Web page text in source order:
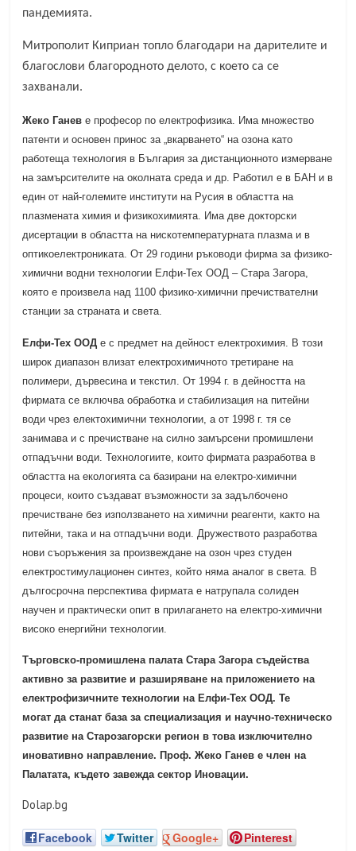
пандемията.
Митрополит Киприан топло благодари на дарителите и
благослови благородното делото, с което са се
захванали.
Жеко Ганев е професор по електрофизика. Има множество
патенти и основен принос за „вкарването“ на озона като
работеща технология в България за дистанционното измерване
на замърсителите на околната среда и др. Работил е в БАН и в
един от най-големите институти на Русия в областта на
плазмената химия и физикохимията. Има две докторски
дисертации в областта на нискотемпературната плазма и в
оптикоелектрониката. От 29 години ръководи фирма за физико-
химични водни технологии Елфи-Тех ООД – Стара Загора,
която е произвела над 1100 физико-химични пречиствателни
станции за страната и света.
Елфи-Тех ООД е с предмет на дейност електрохимия. В този
широк диапазон влизат електрохимичното третиране на
полимери, дървесина и текстил. От 1994 г. в дейността на
фирмата се включва обработка и стабилизация на питейни
води чрез електохимични технологии, а от 1998 г. тя се
занимава и с пречистване на силно замърсени промишлени
отпадъчни води. Технологиите, които фирмата разработва в
областта на екологията са базирани на електро-химични
процеси, които създават възможности за задълбочено
пречистване без използването на химични реагенти, както на
питейни, така и на отпадъчни води. Дружеството разработва
нови съоръжения за произвеждане на озон чрез студен
електростимулационен синтез, който няма аналог в света. В
дългосрочна перспектива фирмата е натрупала солиден
научен и практически опит в прилагането на електро-химични
високо енергийни технологии.
Търговско-промишлена палата Стара Загора съдейства
активно за развитие и разширяване на приложението на
електрофизичните технологии на Елфи-Тех ООД. Те
могат да станат база за специализация и научно-техническо
развитие на Старозагорски регион в това изключително
иновативно направление. Проф. Жеко Ганев е член на
Палатата, където завежда сектор Иновации.
Dolap.bg
Facebook Twitter Google+ Pinterest